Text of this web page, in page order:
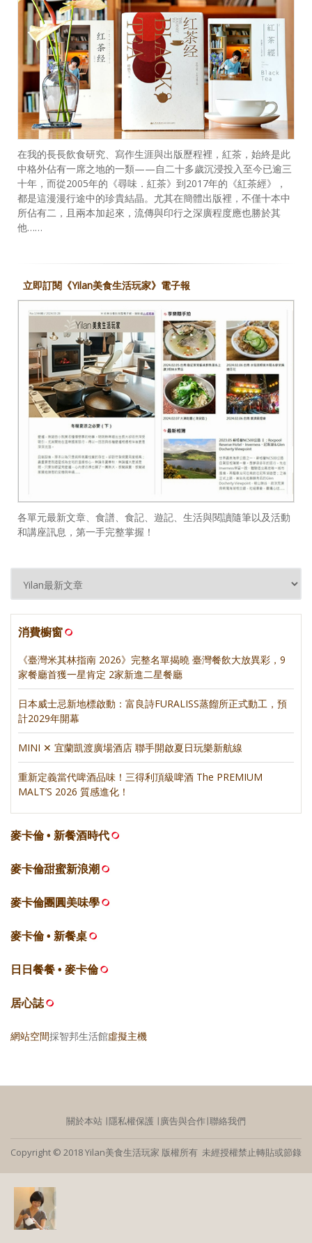
在我的長長飲食研究、寫作生涯與出版歷程裡，紅茶，始終是此
中格外佔有一席之地的一類——自二十多歲沉浸投入至今已逾三
十年，而從2005年的《尋味．紅茶》到2017年的《紅茶經》，
都是這漫漫行途中的珍貴結晶。尤其在簡體出版裡，不僅十本中
所佔有二，且兩本加起來，流傳與印行之深廣程度應也勝於其
他……
立即訂閱《Yilan美食生活玩家》電子報
各單元最新文章、食譜、食記、遊記、生活與閱讀隨筆以及活動
和講座訊息，第一手完整掌握！
消費櫥窗
《臺灣米其林指南 2026》完整名單揭曉 臺灣餐飲大放異彩，9
家餐廳首獲一星肯定 2家新進二星餐廳
日本威士忌新地標啟動：富良詩FURALISS蒸餾所正式動工，預
計2029年開幕
MINI ✕ 宜蘭凱渡廣場酒店 聯手開啟夏日玩樂新航線
重新定義當代啤酒品味！三得利頂級啤酒 The PREMIUM
MALT’S 2026 質感進化！
麥卡倫 • 新餐酒時代
麥卡倫甜蜜新浪潮
麥卡倫團圓美味學
麥卡倫 • 新餐桌
日日餐餐 • 麥卡倫
居心誌
網站空間採智邦生活館虛擬主機
關於本站 ∣隱私權保護 ∣廣告與合作∣聯絡我們
Copyright © 2018 Yilan美食生活玩家 版權所有 未經授權禁止轉貼或節錄